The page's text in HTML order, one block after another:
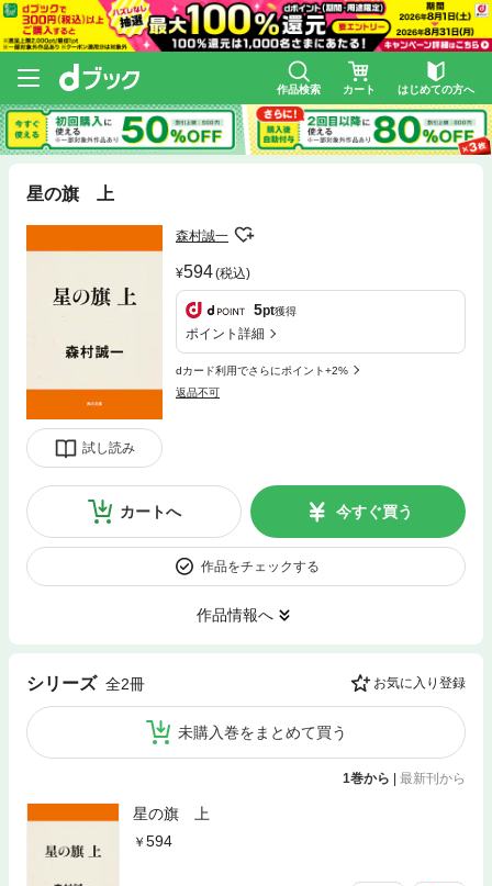
作品検索 カート はじめての方へ
星の旗 上
試し読み
森村誠一
594(税込)
5pt獲得
ポイント詳細
dカード利用でさらにポイント+2%
返品不可
カートへ 今すぐ買う
作品をチェックする
作品情報へ
シリーズ 全2冊 お気に入り登録
未購入巻をまとめて買う
1巻から | 最新刊から
星の旗 上
594